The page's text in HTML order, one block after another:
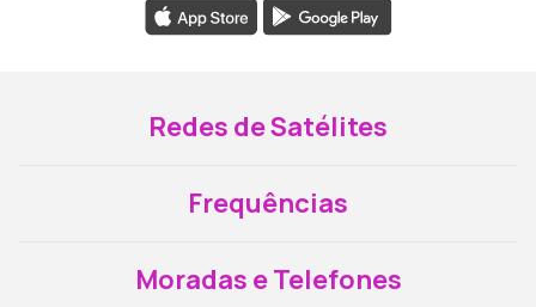
Redes de Satélites
Frequências
Moradas e Telefones